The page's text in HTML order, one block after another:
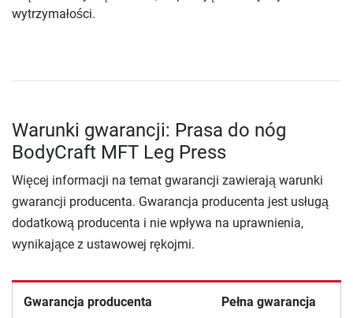
wytrzymałości.
Warunki gwarancji: Prasa do nóg
BodyCraft MFT Leg Press
Więcej informacji na temat gwarancji zawierają warunki
gwarancji producenta. Gwarancja producenta jest usługą
dodatkową producenta i nie wpływa na uprawnienia,
wynikające z ustawowej rękojmi.
Gwarancja producenta Pełna gwarancja